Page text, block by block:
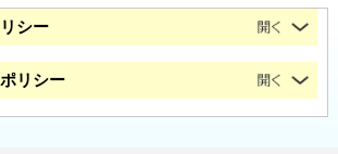
シー
リシー